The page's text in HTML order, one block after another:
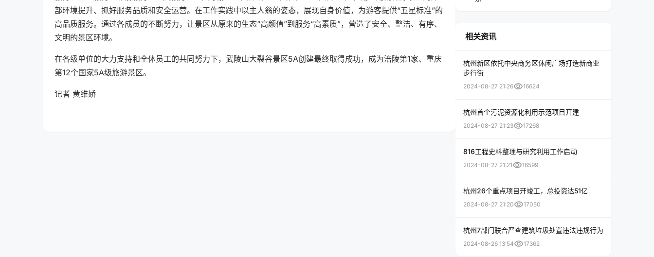
部环境提升、抓好服务品质和安全运营。在工作实践中以主人翁的姿态，展现自身价值，为游客提供“五星标准”的
高品质服务。通过各成员的不断努力，让景区从原来的生态“高颜值”到服务“高素质”，营造了安全、整洁、有序、
文明的景区环境。
在各级单位的大力支持和全体员工的共同努力下，武陵山大裂谷景区5A创建最终取得成功，成为涪陵第1家、重庆
第12个国家5A级旅游景区。
记者 黄维娇
相关资讯
杭州新区依托中央商务区休闲广场打造新商业
步行街
2024-08-27 21:26visibility16624
杭州首个污泥资源化利用示范项目开建
2024-08-27 21:23visibility17268
816工程史料整理与研究利用工作启动
2024-08-27 21:21visibility16599
杭州26个重点项目开竣工，总投资达51亿
2024-08-27 21:20visibility17050
杭州7部门联合严查建筑垃圾处置违法违规行为
2024-08-26 13:54visibility17362